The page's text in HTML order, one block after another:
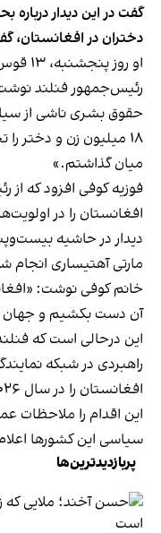
گفت در این دیدار
دختران در افغانستان،
او
رئیس‌جمهور فنلند
حقوق بشری ناشی از
۱۸ میلیون زن و دختر
میان گذاشتم.»
فوزیه کوفی افزود که
افغانستان را در
دیدار در حاشیه
مارتی آهتیساری
خانم کوفی نوشت:
آن دست بکشیم و جهان
این درحالی است که
راهبردی در شبکه
این اقدام را ملاحظات
سیاسی این کشورها
پربازدیدترین‌ها